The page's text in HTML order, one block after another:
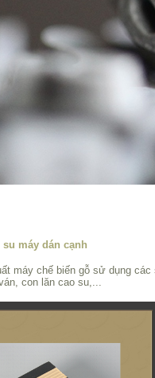
máy dán cạnh
máy chế biến gỗ sử dụng
con lăn cao su,...